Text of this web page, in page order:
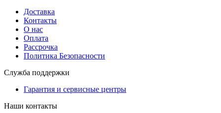
Доставка
Контакты
О нас
Оплата
Рассрочка
Политика Безопасности
Служба поддержки
Гарантия и сервисные центры
Наши контакты